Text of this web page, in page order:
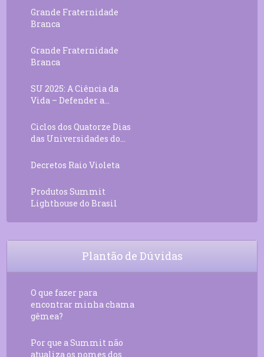
Grande Fraternidade
Branca
Grande Fraternidade
Branca
SU 2025: A Ciência da
Vida – Defender a...
Ciclos dos Quatorze Dias
das Universidades do...
Decretos Raio Violeta
Produtos Summit
Lighthouse do Brasil
Plantão de Dúvidas
O que fazer para
encontrar minha chama
gêmea?
Por que a Summit não
atualiza os nomes dos